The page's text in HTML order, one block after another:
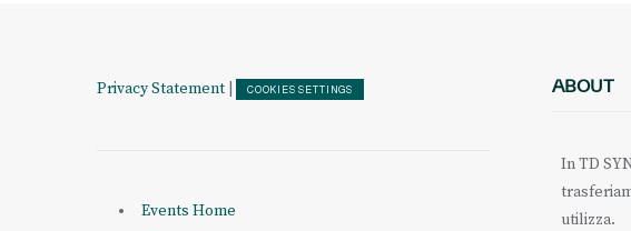
Privacy Statement COOKIES SETTINGS
Events Home
ABOUT
In TD
utilizza.